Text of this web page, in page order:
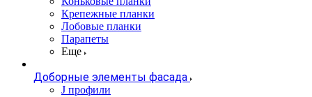
Крепежные планки
Лобовые планки
Парапеты
Еще
Доборные элементы фасада
J профили